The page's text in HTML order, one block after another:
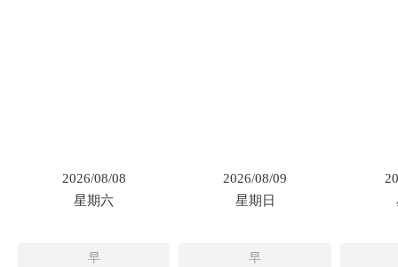
2026/08/08
星期六
2026/08/09
星期日
早 早